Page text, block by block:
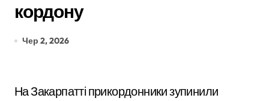
кордону
Чер 2, 2026
На Закарпатті прикордонники зупинили